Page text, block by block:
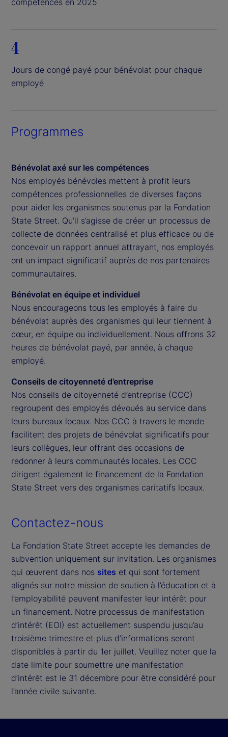
compétences en 2025
4
Jours de congé payé pour bénévolat pour chaque
employé
Programmes
Bénévolat axé sur les compétences
Nos employés bénévoles mettent à profit leurs
compétences professionnelles de diverses façons
pour aider les organismes soutenus par la Fondation
State Street. Qu’il s’agisse de créer un processus de
collecte de données centralisé et plus efficace ou de
concevoir un rapport annuel attrayant, nos employés
ont un impact significatif auprès de nos partenaires
communautaires.
Bénévolat en équipe et individuel
Nous encourageons tous les employés à faire du
bénévolat auprès des organismes qui leur tiennent à
cœur, en équipe ou individuellement. Nous offrons 32
heures de bénévolat payé, par année, à chaque
employé.
Conseils de citoyenneté d’entreprise
Nos conseils de citoyenneté d’entreprise (CCC)
regroupent des employés dévoués au service dans
leurs bureaux locaux. Nos CCC à travers le monde
facilitent des projets de bénévolat significatifs pour
leurs collègues, leur offrant des occasions de
redonner à leurs communautés locales. Les CCC
dirigent également le financement de la Fondation
State Street vers des organismes caritatifs locaux.
Contactez-nous
La Fondation State Street accepte les demandes de
subvention uniquement sur invitation. Les organismes
qui œuvrent dans nos sites et qui sont fortement
alignés sur notre mission de soutien à l’éducation et à
l’employabilité peuvent manifester leur intérêt pour
un financement. Notre processus de manifestation
d’intérêt (EOI) est actuellement suspendu jusqu’au
troisième trimestre et plus d’informations seront
disponibles à partir du 1er juillet. Veuillez noter que la
date limite pour soumettre une manifestation
d’intérêt est le 31 décembre pour être considéré pour
l’année civile suivante.